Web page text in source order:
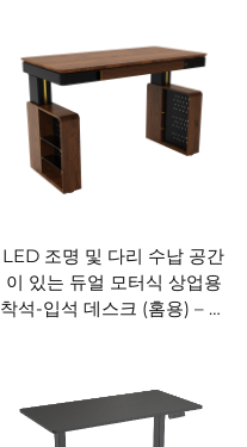
LED 조명 및 다리 수납 공간
이 있는 듀얼 모터식 상업용
착석-입석 데스크 (홈용) – V-